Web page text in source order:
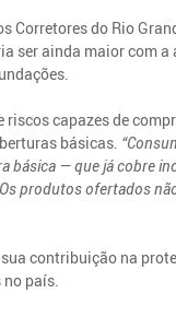
Corretores do Rio
ser ainda maior com
riscos capazes de
básicas.
básica — que já cobre
produtos ofertados
contribuição na
país.